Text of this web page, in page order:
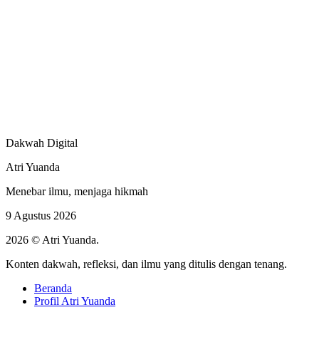
Dakwah Digital
Atri Yuanda
Menebar ilmu, menjaga hikmah
9 Agustus 2026
2026 © Atri Yuanda.
Konten dakwah, refleksi, dan ilmu yang ditulis dengan tenang.
Beranda
Profil Atri Yuanda